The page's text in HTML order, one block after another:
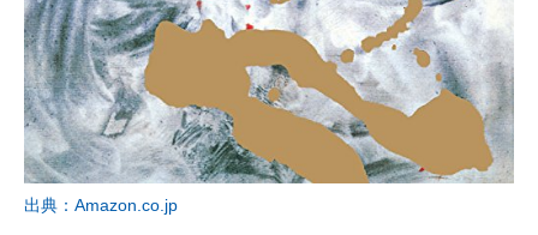
出典：Amazon.co.jp